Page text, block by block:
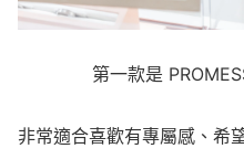
第一款是
非常適合喜歡有專屬感、希